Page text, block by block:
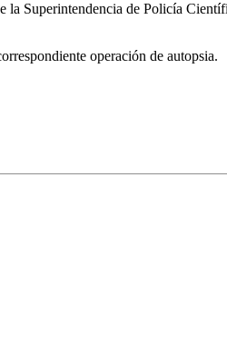
Superintendencia de Policía
operación de autopsia.